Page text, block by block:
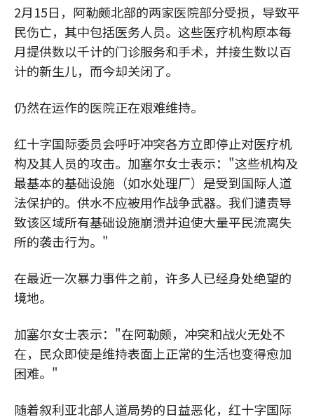
2月15日，阿勒颇北部的两家医院部分受损，导致平
民伤亡，其中包括医务人员。这些医疗机构原本每
月提供数以千计的门诊服务和手术，并接生数以百
计的新生儿，而今却关闭了。
仍然在运作的医院正在艰难维持。
红十字国际委员会呼吁冲突各方立即停止对医疗机
构及其人员的攻击。加塞尔女士表示："这些机构及
最基本的基础设施（如水处理厂）是受到国际人道
法保护的。供水不应被用作战争武器。我们谴责导
致该区域所有基础设施崩溃并迫使大量平民流离失
所的袭击行为。"
在最近一次暴力事件之前，许多人已经身处绝望的
境地。
加塞尔女士表示："在阿勒颇，冲突和战火无处不
在，民众即使是维持表面上正常的生活也变得愈加
困难。"
随着叙利亚北部人道局势的日益恶化，红十字国际